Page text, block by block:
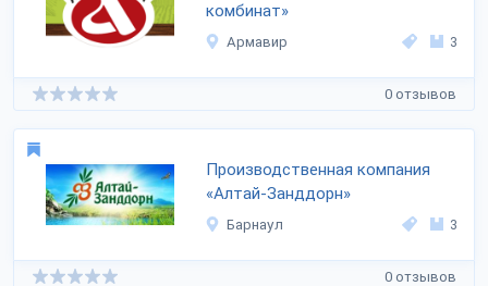
комбинат»
Армавир 3
0 отзывов
Производственная компания
«Алтай-Занддорн»
Барнаул 3
0 отзывов